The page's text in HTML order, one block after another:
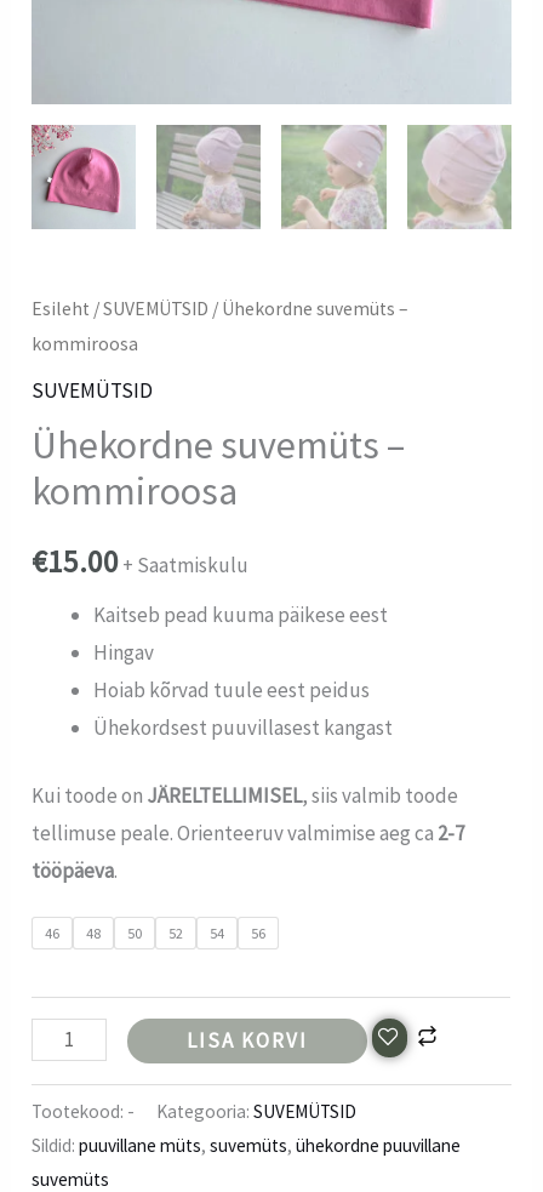
Esileht /SUVEMÜTSID / Ühekordne suvemüts –
kommiroosa
SUVEMÜTSID
Ühekordne suvemüts –
kommiroosa
€15.00+ Saatmiskulu
Kaitseb pead kuuma päikese eest
Hingav
Hoiab kõrvad tuule eest peidus
Ühekordsest puuvillasest kangast
Kui toode on JÄRELTELLIMISEL, siis valmib toode
tellimuse peale. Orienteeruv valmimise aeg ca 2-7
tööpäeva.
46 48 50 52 54 56
LISA KORVI
Tootekood: - Kategooria:SUVEMÜTSID
Sildid:puuvillane müts,suvemüts,ühekordne puuvillane
suvemüts